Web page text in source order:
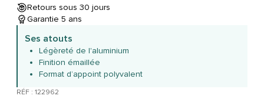
Retours sous 30 jours
Garantie 5 ans
Ses atouts
Légèreté de l'aluminium
Finition émaillée
Format d’appoint polyvalent
RÉF : 122962